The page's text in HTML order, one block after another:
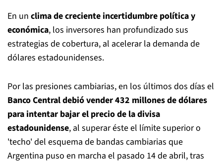
En un clima de creciente incertidumbre política y
económica, los inversores han profundizado sus
estrategias de cobertura, al acelerar la demanda de
dólares estadounidenses.
Por las presiones cambiarias, en los últimos dos días el
Banco Central debió vender 432 millones de dólares
para intentar bajar el precio de la divisa
estadounidense, al superar éste el límite superior o
'techo' del esquema de bandas cambiarias que
Argentina puso en marcha el pasado 14 de abril, tras